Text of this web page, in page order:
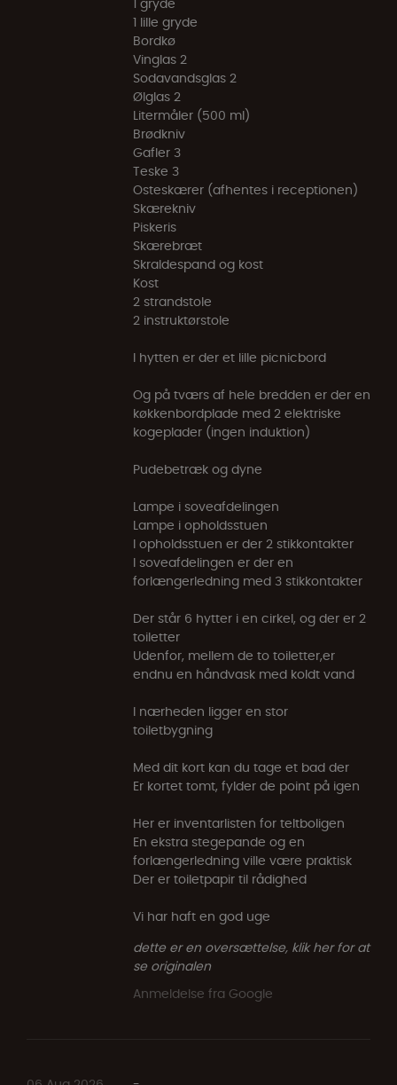
1 lille gryde
Bordkø
Vinglas 2
Sodavandsglas 2
Ølglas 2
Litermåler (500 ml)
Brødkniv
Gafler 3
Teske 3
Osteskærer (afhentes i receptionen)
Skærekniv
Piskeris
Skærebræt
Skraldespand og kost
Kost
2 strandstole
2 instruktørstole
I hytten er der et lille picnicbord
Og på tværs af hele bredden er der en
køkkenbordplade med 2 elektriske
kogeplader (ingen induktion)
Pudebetræk og dyne
Lampe i soveafdelingen
Lampe i opholdsstuen
I opholdsstuen er der 2 stikkontakter
I soveafdelingen er der en
forlængerledning med 3 stikkontakter
Der står 6 hytter i en cirkel, og der er 2
toiletter
Udenfor, mellem de to toiletter,er
endnu en håndvask med koldt vand
I nærheden ligger en stor
toiletbygning
Med dit kort kan du tage et bad der
Er kortet tomt, fylder de point på igen
Her er inventarlisten for teltboligen
En ekstra stegepande og en
forlængerledning ville være praktisk
Der er toiletpapir til rådighed
Vi har haft en god uge
dette er en oversættelse, klik her for at
se originalen
Anmeldelse fra Google